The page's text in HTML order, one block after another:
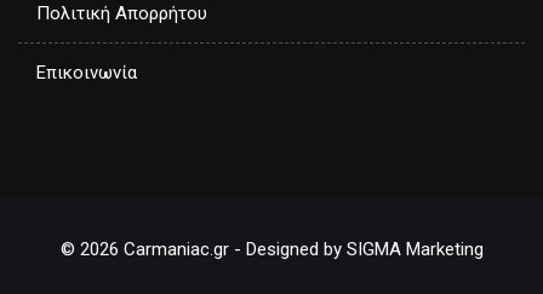
Πολιτική Απορρήτου
Επικοινωνία
© 2026 Carmaniac.gr - Designed by SIGMA Marketing